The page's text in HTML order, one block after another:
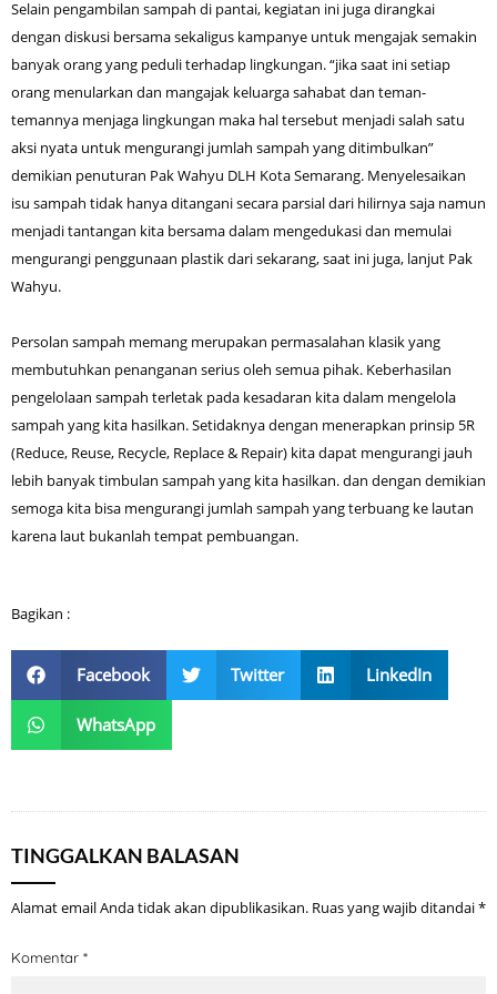
Selain pengambilan sampah di pantai, kegiatan ini juga dirangkai
dengan diskusi bersama sekaligus kampanye untuk mengajak semakin
banyak orang yang peduli terhadap lingkungan. “jika saat ini setiap
orang menularkan dan mangajak keluarga sahabat dan teman-
temannya menjaga lingkungan maka hal tersebut menjadi salah satu
aksi nyata untuk mengurangi jumlah sampah yang ditimbulkan”
demikian penuturan Pak Wahyu DLH Kota Semarang. Menyelesaikan
isu sampah tidak hanya ditangani secara parsial dari hilirnya saja namun
menjadi tantangan kita bersama dalam mengedukasi dan memulai
mengurangi penggunaan plastik dari sekarang, saat ini juga, lanjut Pak
Wahyu.
Persolan sampah memang merupakan permasalahan klasik yang
membutuhkan penanganan serius oleh semua pihak. Keberhasilan
pengelolaan sampah terletak pada kesadaran kita dalam mengelola
sampah yang kita hasilkan. Setidaknya dengan menerapkan prinsip 5R
(Reduce, Reuse, Recycle, Replace & Repair) kita dapat mengurangi jauh
lebih banyak timbulan sampah yang kita hasilkan. dan dengan demikian
semoga kita bisa mengurangi jumlah sampah yang terbuang ke lautan
karena laut bukanlah tempat pembuangan.
Bagikan :
Facebook Twitter LinkedIn
WhatsApp
TINGGALKAN BALASAN
Alamat email Anda tidak akan dipublikasikan. Ruas yang wajib ditandai*
Komentar *